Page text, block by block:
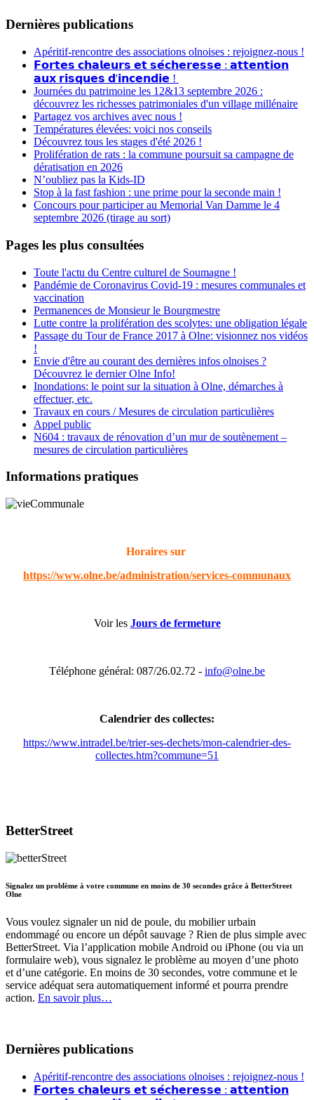
Dernières publications
Apéritif-rencontre des associations olnoises : rejoignez-nous !
𝗙𝗼𝗿𝘁𝗲𝘀 𝗰𝗵𝗮𝗹𝗲𝘂𝗿𝘀 𝗲𝘁 𝘀𝗲́𝗰𝗵𝗲𝗿𝗲𝘀𝘀𝗲 : 𝗮𝘁𝘁𝗲𝗻𝘁𝗶𝗼𝗻
𝗮𝘂𝘅 𝗿𝗶𝘀𝗾𝘂𝗲𝘀 𝗱'𝗶𝗻𝗰𝗲𝗻𝗱𝗶𝗲 !
Journées du patrimoine les 12&13 septembre 2026 :
découvrez les richesses patrimoniales d'un village millénaire
Partagez vos archives avec nous !
Températures élevées: voici nos conseils
Découvrez tous les stages d'été 2026 !
Prolifération de rats : la commune poursuit sa campagne de
dératisation en 2026
N’oubliez pas la Kids-ID
Stop à la fast fashion : une prime pour la seconde main !
Concours pour participer au Memorial Van Damme le 4
septembre 2026 (tirage au sort)
Pages les plus consultées
Toute l'actu du Centre culturel de Soumagne !
Pandémie de Coronavirus Covid-19 : mesures communales et
vaccination
Permanences de Monsieur le Bourgmestre
Lutte contre la prolifération des scolytes: une obligation légale
Passage du Tour de France 2017 à Olne: visionnez nos vidéos
!
Envie d'être au courant des dernières infos olnoises ?
Découvrez le dernier Olne Info!
Inondations: le point sur la situation à Olne, démarches à
effectuer, etc.
Travaux en cours / Mesures de circulation particulières
Appel public
N604 : travaux de rénovation d’un mur de soutènement –
mesures de circulation particulières
Informations pratiques
Horaires sur
https://www.olne.be/administration/services-communaux
Voir les Jours de fermeture
Téléphone général: 087/26.02.72 - info@olne.be
Calendrier des collectes:
https://www.intradel.be/trier-ses-dechets/mon-calendrier-des-
collectes.htm?commune=51
BetterStreet
Signalez un problème à votre commune en moins de 30 secondes grâce à BetterStreet
Olne
Vous voulez signaler un nid de poule, du mobilier urbain
endommagé ou encore un dépôt sauvage ? Rien de plus simple avec
BetterStreet. Via l’application mobile Android ou iPhone (ou via un
formulaire web), vous signalez le problème au moyen d’une photo
et d’une catégorie. En moins de 30 secondes, votre commune et le
service adéquat sera automatiquement informé et pourra prendre
action. En savoir plus…
Dernières publications
Apéritif-rencontre des associations olnoises : rejoignez-nous !
𝗙𝗼𝗿𝘁𝗲𝘀 𝗰𝗵𝗮𝗹𝗲𝘂𝗿𝘀 𝗲𝘁 𝘀𝗲́𝗰𝗵𝗲𝗿𝗲𝘀𝘀𝗲 : 𝗮𝘁𝘁𝗲𝗻𝘁𝗶𝗼𝗻